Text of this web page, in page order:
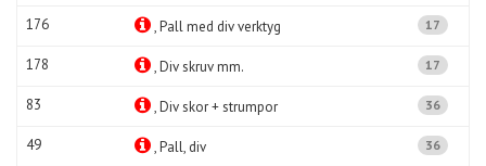
176 , Pall med div verktyg 17
178 , Div skruv mm. 17
83 , Div skor + strumpor 36
49 , Pall, div 36